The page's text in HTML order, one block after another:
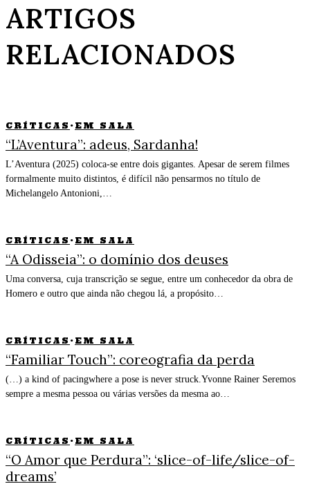
ARTIGOS
RELACIONADOS
CRÍTICAS · EM SALA
“L’Aventura”: adeus, Sardanha!
L’Aventura (2025) coloca-se entre dois gigantes. Apesar de serem filmes
formalmente muito distintos, é difícil não pensarmos no título de
Michelangelo Antonioni,…
CRÍTICAS · EM SALA
“A Odisseia”: o domínio dos deuses
Uma conversa, cuja transcrição se segue, entre um conhecedor da obra de
Homero e outro que ainda não chegou lá, a propósito…
CRÍTICAS · EM SALA
“Familiar Touch”: coreografia da perda
(…) a kind of pacingwhere a pose is never struck.Yvonne Rainer Seremos
sempre a mesma pessoa ou várias versões da mesma ao…
CRÍTICAS · EM SALA
“O Amor que Perdura”: ‘slice-of-life/slice-of-
dreams’